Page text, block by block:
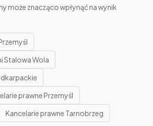
może znacząco wpłynąć na wynik
Stalowa Wola
prawne Przemyśl
Kancelarie prawne Tarnobrzeg